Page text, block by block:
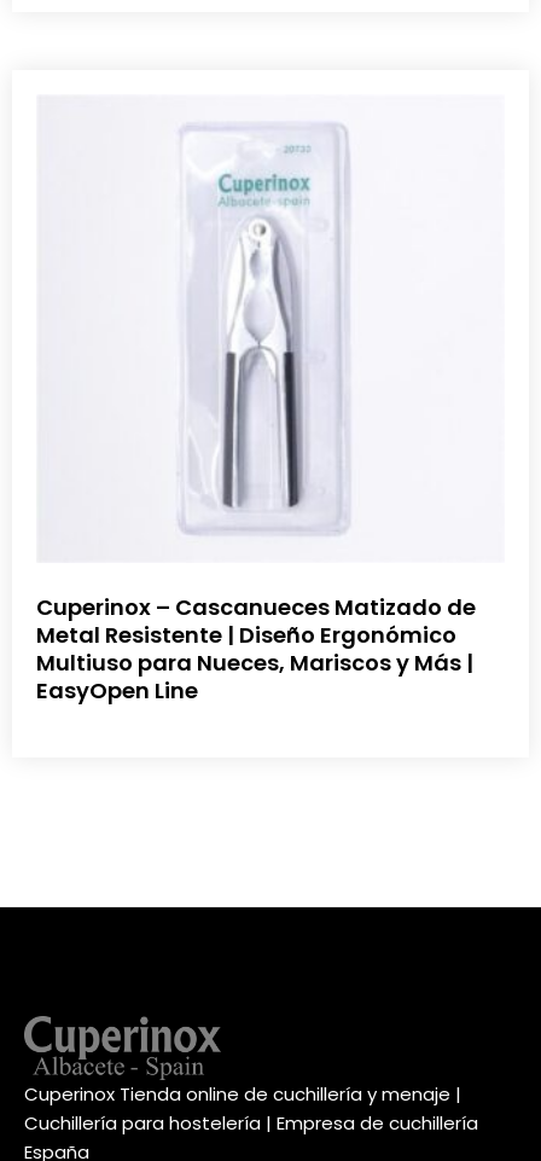
Cuperinox – Cascanueces Matizado de
Metal Resistente | Diseño Ergonómico
Multiuso para Nueces, Mariscos y Más |
EasyOpen Line
Cuperinox Tienda online de cuchillería y menaje |
Cuchillería para hostelería | Empresa de cuchillería
España